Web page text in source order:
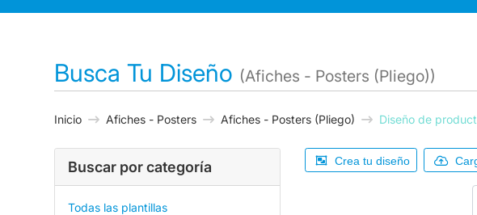
Busca Tu Diseño (Afiches - Posters (Pliego))
Inicio Afiches - Posters Afiches - Posters (Pliego) Diseño de
Buscar por categoría
Todas las plantillas
Crea tu diseño